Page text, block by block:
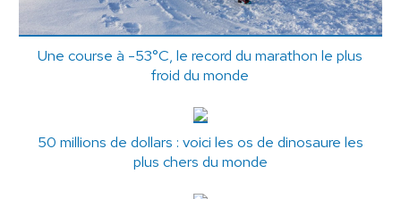
Une course à -53°C, le record du marathon le plus
froid du monde
50 millions de dollars : voici les os de dinosaure les
plus chers du monde